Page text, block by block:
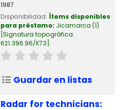
1987
Disponibilidad: Ítems disponibles
para préstamo: Jicamarca (1)
Signatura topográfica:
621.396.96/K73 .
Guardar en listas
Radar for technicians: